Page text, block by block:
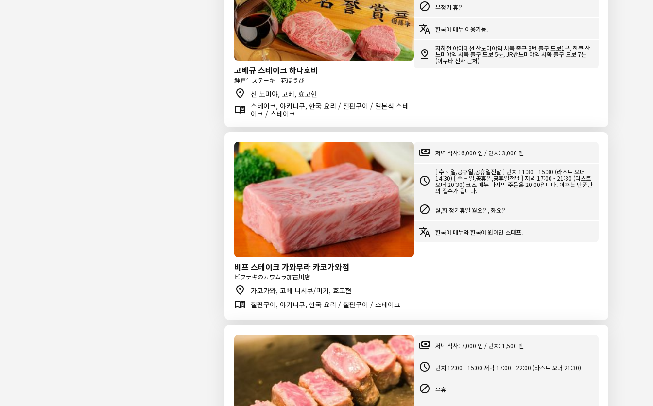
고베규 스테이크 하나호비
神戸牛ステーキ 花ほうび
산 노미야, 고베, 효고현
스테이크, 야키니쿠, 한국 요리 / 철판구이 / 일본식 스테
이크 / 스테이크
부정기 휴일
한국어 메뉴 이용가능.
지하철 야마테선 산노미야역 서쪽 출구 3번 출구 도보1분, 한큐 산
노미야역 서쪽 출구 도보 5분, JR산노미야역 서쪽 출구 도보 7분
(이쿠타 신사 근처)
비프 스테이크 가와무라 카코가와점
ビフテキのカワムラ加古川店
가코가와, 고베 니시쿠/미키, 효고현
철판구이, 야키니쿠, 한국 요리 / 철판구이 / 스테이크
저녁 식사: 6,000 엔 / 런치: 3,000 엔
[ 수 ~ 일,공휴일,공휴일전날 ] 런치 11:30 - 15:30 (라스트 오더
14:30) [ 수 ~ 일,공휴일,공휴일전날 ] 저녁 17:00 - 21:30 (라스트
오더 20:30) 코스 메뉴 마지막 주문은 20:00입니다. 이후는 단품만
의 접수가 됩니다.
월,화 정기휴일 월요일, 화요일
한국어 메뉴와 한국어 원어민 스태프.
저녁 식사: 7,000 엔 / 런치: 1,500 엔
런치 12:00 - 15:00 저녁 17:00 - 22:00 (라스트 오더 21:30)
무휴